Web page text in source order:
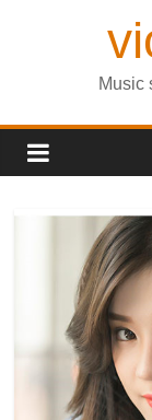
Music